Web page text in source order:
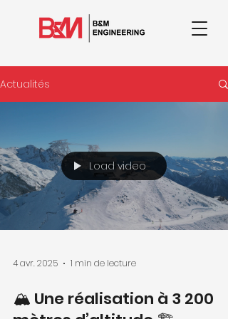
Actualités
Load video
4 avr. 2025 1 min de lecture
🏔️ Une réalisation à 3 200